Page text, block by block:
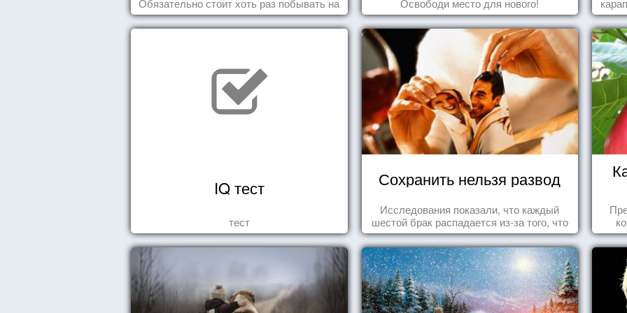
Обязательно стоит хоть раз побывать на
подобных мероприятиях и получить
массу впечатлений!
Освободи место для нового!
IQ тест
тест
Сохранить нельзя развод
Исследования показали, что каждый
шестой брак распадается из-за того, что
одного из супругов не устраивает та
роль, которая выпала ему в семье.